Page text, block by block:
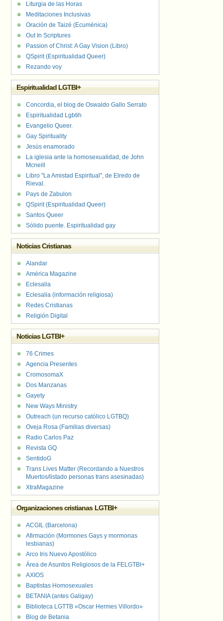
Liturgia de las Horas
Meditaciones Inclusivas
Oración de Taizé (Ecuménica)
Out In Scriptures
Passion of Christ: A Gay Vision (Libro)
QSpirit (Espiritualidad Queer)
Rezando voy
Espiritualidad LGTBI+
Concordia, el blog de Oswaldo Gallo Serrato
Espiritualidad Lgbtih
Evangelio Queer.
Gay Spirituality
Jesús enamorado
La iglesia ante la homosexualidad, de John
Mcneill
Libro "La Amistad Espiritual", de Elredo de
Rieval.
Pays de Zabulon
QSpirit (Espiritualidad Queer)
Santos Queer
Sólido puente. Espiritualidad gay
Noticias Cristianas
Alandar
América Magazine
Eclesalia
Eclesalia (información religiosa)
Redes Cristianas
Religión Digital
Noticias LGTBI+
76 Crimes
Agencia Presentes
CromosomaX
Dos Manzanas
Gayety
New Ways Ministry
Outreach (un recurso católico LGTBQ)
Oveja Rosa (Familias diversas)
Radio Carlos Paz
Revista GQ
SentidoG
Trans Lives Matter (Recordando a Nuestros
Muertos/listado personas trans asesinadas)
XtraMagazine
Organizaciones cristianas LGTBI+
ACGIL (Barcelona)
Afirmación (Mormones Gays y mormonas
lesbianas)
Arco Iris Nuevo Apostólico
Área de Asuntos Religiosos de la FELGTBI+
AXIOS
Baptistas Homosexuales
BETANIA (antes Galigay)
Biblioteca LGTTB «Oscar Hermes Villordo»
Blog de Betania